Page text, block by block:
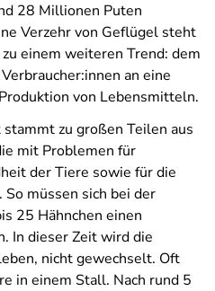
28 Millionen Puten
Verzehr von Geflügel steht
einem weiteren Trend: dem
an eine
von Lebensmitteln.
zu großen Teilen aus
mit Problemen für
der Tiere sowie für die
müssen sich bei der
25 Hähnchen einen
In dieser Zeit wird die
nicht gewechselt. Oft
in einem Stall. Nach rund 5